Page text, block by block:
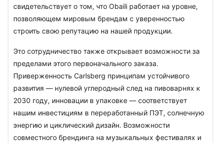
свидетельствует о том, что Obaili работает на уровне,
позволяющем мировым брендам с уверенностью
строить свою репутацию на нашей продукции.
Это сотрудничество также открывает возможности за
пределами этого первоначального заказа.
Приверженность Carlsberg принципам устойчивого
развития — нулевой углеродный след на пивоварнях к
2030 году, инновации в упаковке — соответствует
нашим инвестициям в переработанный ПЭТ, солнечную
энергию и циклический дизайн. Возможности
совместного брендинга на музыкальных фестивалях и